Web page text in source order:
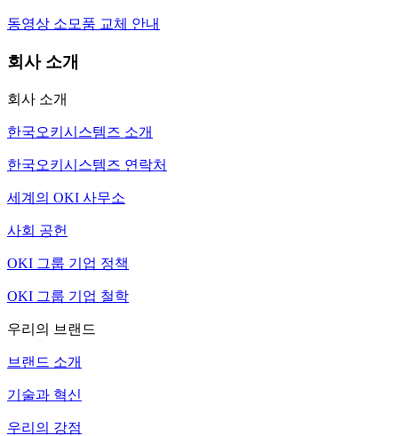
동영상 소모품 교체 안내
회사 소개
회사 소개
한국오키시스템즈 소개
한국오키시스템즈 연락처
세계의 OKI 사무소
사회 공헌
OKI 그룹 기업 정책
OKI 그룹 기업 철학
우리의 브랜드
브랜드 소개
기술과 혁신
우리의 강점